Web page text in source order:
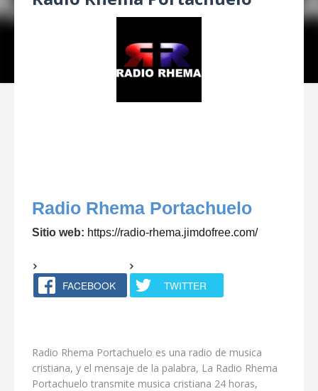
Radio Rhema Portachuelo
Sitio web: https://radio-rhema.jimdofree.com/
FACEBOOK TWITTER
Radio Rhema Portachuelo es una radio de musica
cristiana, y el mensaje de la palabra, La Radio Rhema
Portachuelo transmite musica cristiana 24 horas,